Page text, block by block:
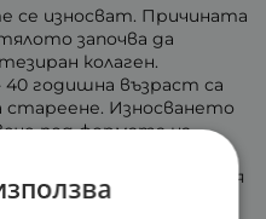
се износват. Причината
започва да
колаген.
годишна възраст са
стареене. Износването
под формата на
на ставите,
и неприятни усещания
време.